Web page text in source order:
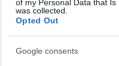
of my Personal Data that
was collected.
Opted Out
Google consents